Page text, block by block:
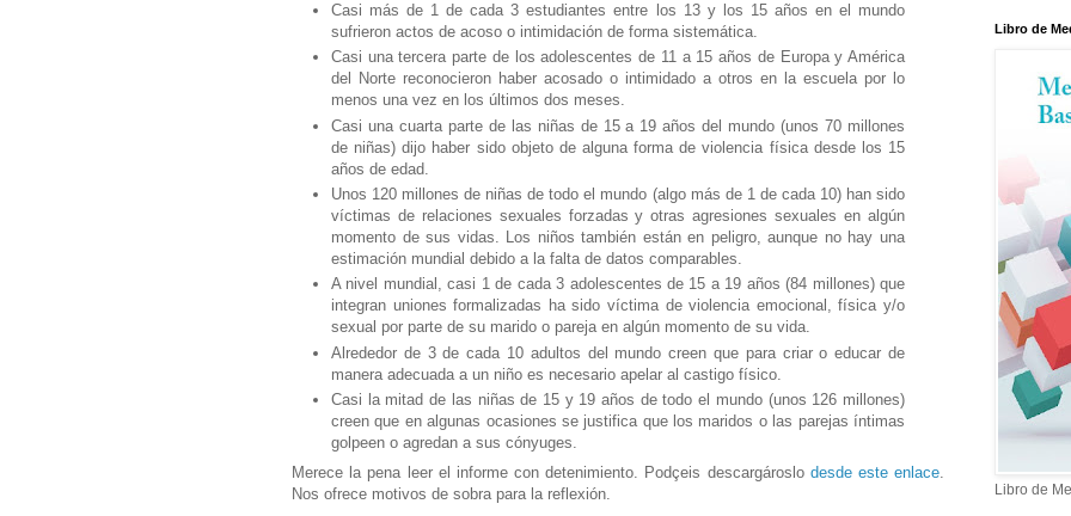
Casi más de 1 de cada 3 estudiantes entre los 13 y los 15 años en el mundo
sufrieron actos de acoso o intimidación de forma sistemática.
Casi una tercera parte de los adolescentes de 11 a 15 años de Europa y América
del Norte reconocieron haber acosado o intimidado a otros en la escuela por lo
menos una vez en los últimos dos meses.
Casi una cuarta parte de las niñas de 15 a 19 años del mundo (unos 70 millones
de niñas) dijo haber sido objeto de alguna forma de violencia física desde los 15
años de edad.
Unos 120 millones de niñas de todo el mundo (algo más de 1 de cada 10) han sido
víctimas de relaciones sexuales forzadas y otras agresiones sexuales en algún
momento de sus vidas. Los niños también están en peligro, aunque no hay una
estimación mundial debido a la falta de datos comparables.
A nivel mundial, casi 1 de cada 3 adolescentes de 15 a 19 años (84 millones) que
integran uniones formalizadas ha sido víctima de violencia emocional, física y/o
sexual por parte de su marido o pareja en algún momento de su vida.
Alrededor de 3 de cada 10 adultos del mundo creen que para criar o educar de
manera adecuada a un niño es necesario apelar al castigo físico.
Casi la mitad de las niñas de 15 y 19 años de todo el mundo (unos 126 millones)
creen que en algunas ocasiones se justifica que los maridos o las parejas íntimas
golpeen o agredan a sus cónyuges.
Merece la pena leer el informe con detenimiento. Podçeis descargároslo desde este enlace
Nos ofrece motivos de sobra para la reflexión.
Libro de
Libro de